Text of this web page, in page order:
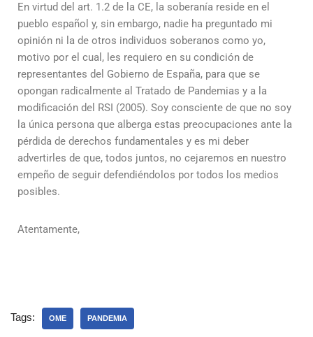
En virtud del art. 1.2 de la CE, la soberanía reside en el
pueblo español y, sin embargo, nadie ha preguntado mi
opinión ni la de otros individuos soberanos como yo,
motivo por el cual, les requiero en su condición de
representantes del Gobierno de España, para que se
opongan radicalmente al Tratado de Pandemias y a la
modificación del RSI (2005). Soy consciente de que no soy
la única persona que alberga estas preocupaciones ante la
pérdida de derechos fundamentales y es mi deber
advertirles de que, todos juntos, no cejaremos en nuestro
empeño de seguir defendiéndolos por todos los medios
posibles.
Atentamente,
Tags: OME PANDEMIA